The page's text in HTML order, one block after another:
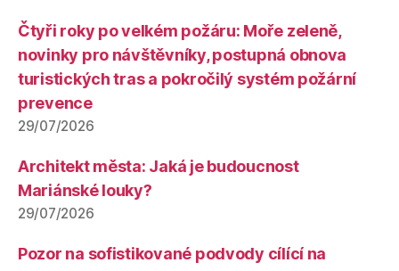
Čtyři roky po velkém požáru: Moře zeleně,
novinky pro návštěvníky, postupná obnova
turistických tras a pokročilý systém požární
prevence
29/07/2026
Architekt města: Jaká je budoucnost
Mariánské louky?
29/07/2026
Pozor na sofistikované podvody cílící na